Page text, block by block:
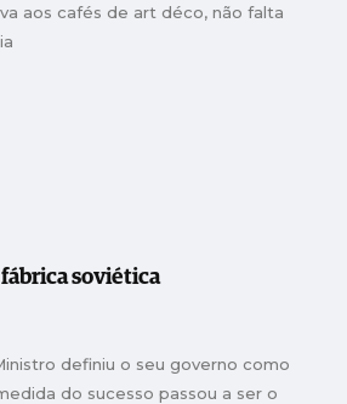
aos cafés de art déco, não falta
soviética
definiu o seu governo como
do sucesso passou a ser o